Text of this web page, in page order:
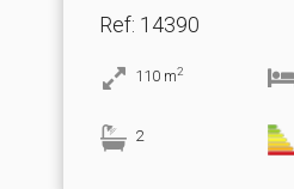
Ref: 14390
110 m2
2